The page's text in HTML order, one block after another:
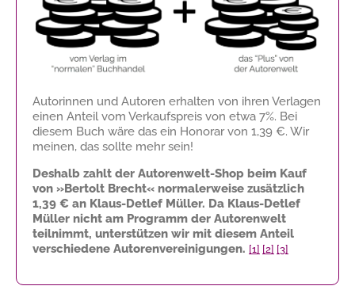
Autorinnen und Autoren erhalten von ihren Verlagen
einen Anteil vom Verkaufspreis von etwa 7%. Bei
diesem Buch wäre das ein Honorar von 1,39 €. Wir
meinen, das sollte mehr sein!
Deshalb zahlt der Autorenwelt-Shop beim Kauf
von »Bertolt Brecht« normalerweise zusätzlich
1,39 € an Klaus-Detlef Müller. Da Klaus-Detlef
Müller nicht am Programm der Autorenwelt
teilnimmt, unterstützen wir mit diesem Anteil
verschiedene Autorenvereinigungen. [1] [2] [3]